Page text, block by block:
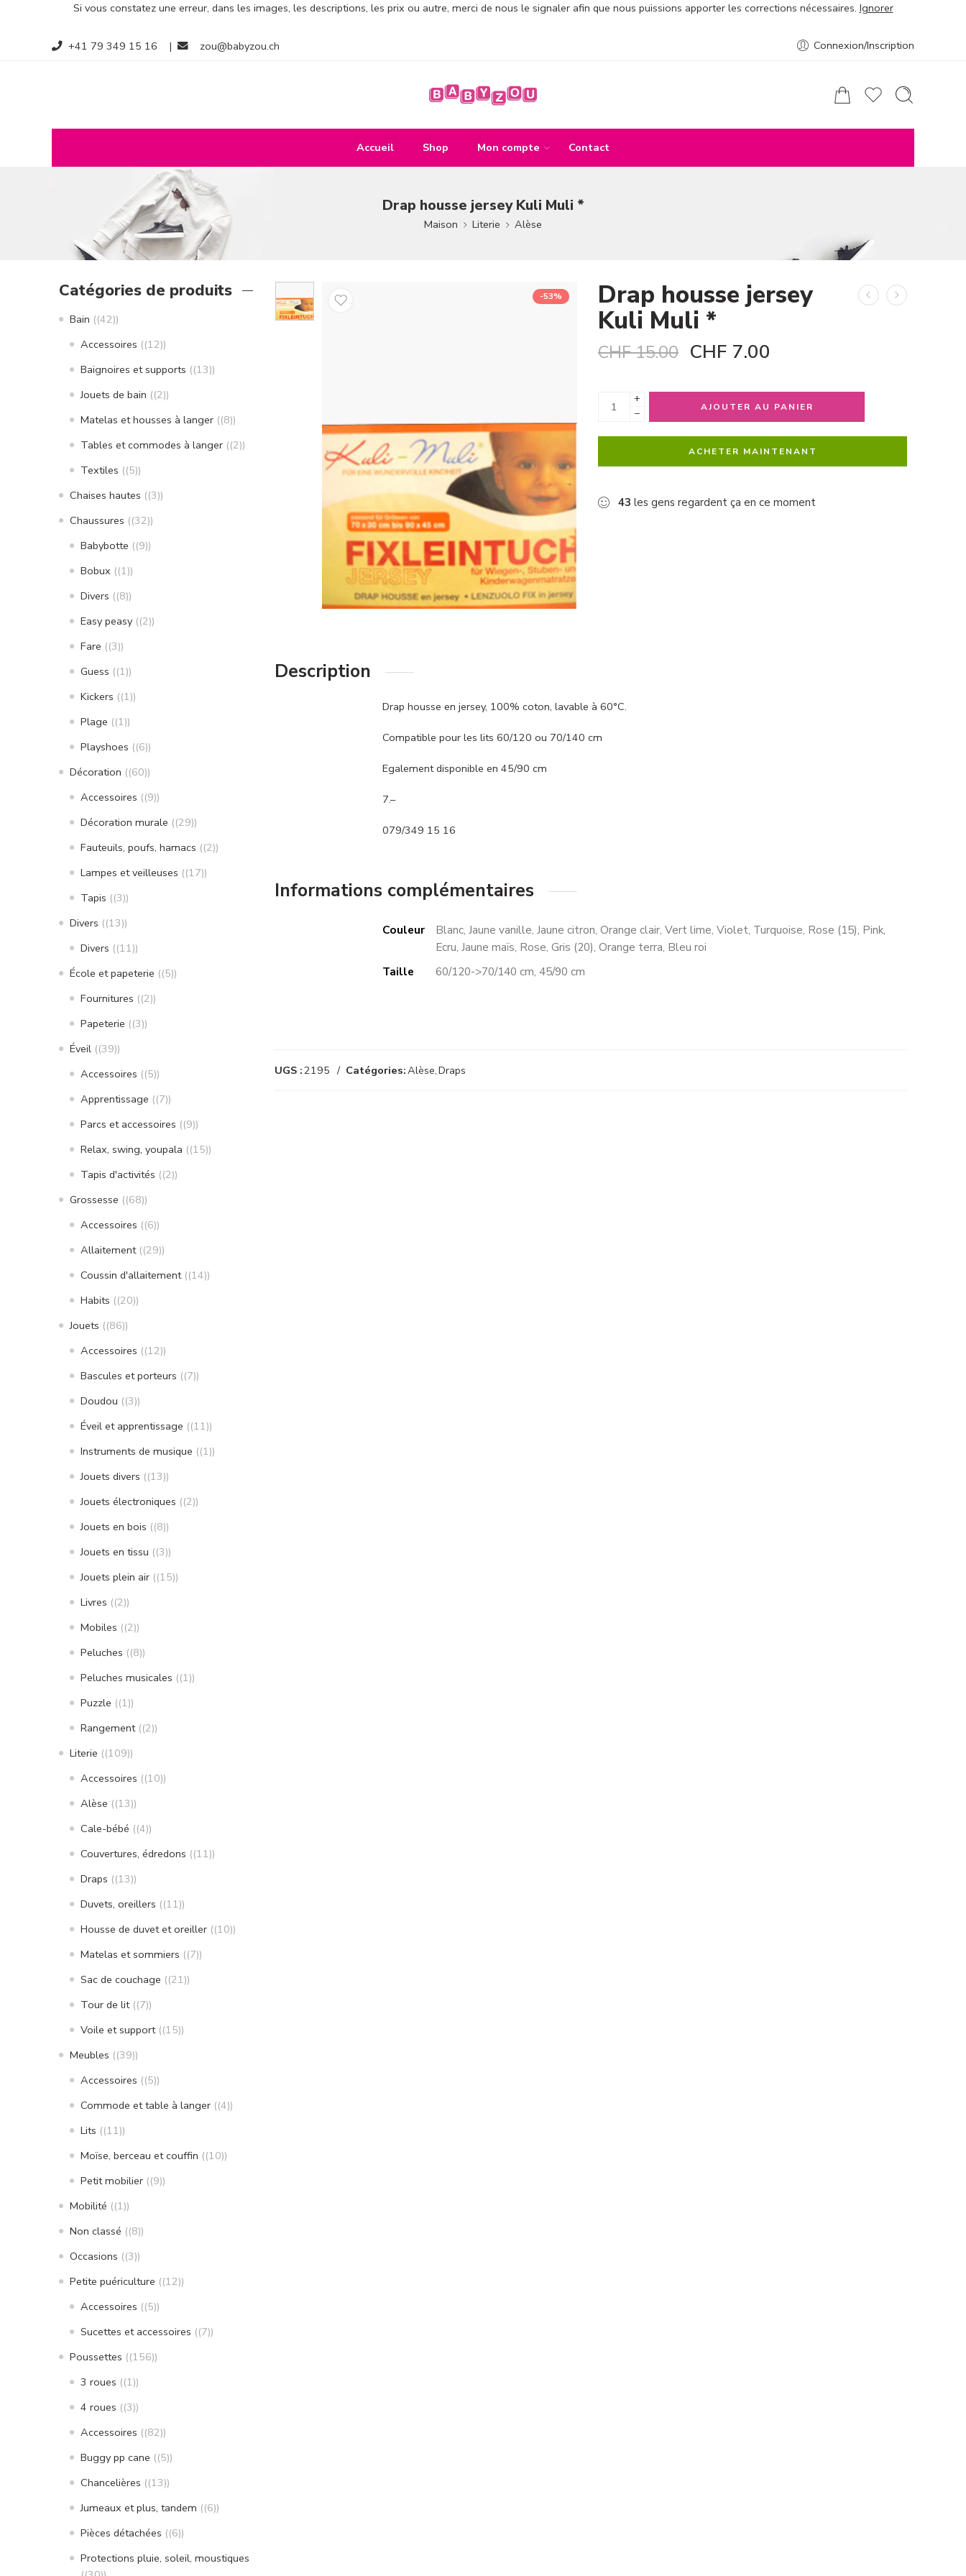
Si vous constatez une erreur, dans les images, les descriptions, les prix ou autre, merci de nous le signaler afin que nous puissions apporter les corrections nécessaires. Ignorer
+41 79 349 15 16 | zou@babyzou.ch Connexion/Inscription
Accueil Shop Mon compte Contact
Drap housse jersey Kuli Muli *
Maison Literie Alèse
-53% Drap housse jersey
Kuli Muli *
CHF15.00 CHF 7.00
+
−
AJOUTER AU PANIER
ACHETER MAINTENANT
43 les gens regardent ça en ce moment
Description
Drap housse en jersey, 100% coton, lavable à 60°C.
Compatible pour les lits 60/120 ou 70/140 cm
Egalement disponible en 45/90 cm
7.–
079/349 15 16
Informations complémentaires
Couleur
Blanc, Jaune vanille, Jaune citron, Orange clair, Vert lime, Violet, Turquoise, Rose (15), Pink,
Ecru, Jaune maïs, Rose, Gris (20), Orange terra, Bleu roi
Taille
60/120->70/140 cm, 45/90 cm
UGS :2195 Catégories:Alèse,Draps
Catégories de produits
Bain (42)
Accessoires (12)
Baignoires et supports (13)
Jouets de bain (2)
Matelas et housses à langer (8)
Tables et commodes à langer (2)
Textiles (5)
Chaises hautes (3)
Chaussures (32)
Babybotte (9)
Bobux (1)
Divers (8)
Easy peasy (2)
Fare (3)
Guess (1)
Kickers (1)
Plage (1)
Playshoes (6)
Décoration (60)
Accessoires (9)
Décoration murale (29)
Fauteuils, poufs, hamacs (2)
Lampes et veilleuses (17)
Tapis (3)
Divers (13)
Divers (11)
École et papeterie (5)
Fournitures (2)
Papeterie (3)
Éveil (39)
Accessoires (5)
Apprentissage (7)
Parcs et accessoires (9)
Relax, swing, youpala (15)
Tapis d'activités (2)
Grossesse (68)
Accessoires (6)
Allaitement (29)
Coussin d'allaitement (14)
Habits (20)
Jouets (86)
Accessoires (12)
Bascules et porteurs (7)
Doudou (3)
Éveil et apprentissage (11)
Instruments de musique (1)
Jouets divers (13)
Jouets électroniques (2)
Jouets en bois (8)
Jouets en tissu (3)
Jouets plein air (15)
Livres (2)
Mobiles (2)
Peluches (8)
Peluches musicales (1)
Puzzle (1)
Rangement (2)
Literie (109)
Accessoires (10)
Alèse (13)
Cale-bébé (4)
Couvertures, édredons (11)
Draps (13)
Duvets, oreillers (11)
Housse de duvet et oreiller (10)
Matelas et sommiers (7)
Sac de couchage (21)
Tour de lit (7)
Voile et support (15)
Meubles (39)
Accessoires (5)
Commode et table à langer (4)
Lits (11)
Moïse, berceau et couffin (10)
Petit mobilier (9)
Mobilité (1)
Non classé (8)
Occasions (3)
Petite puériculture (12)
Accessoires (5)
Sucettes et accessoires (7)
Poussettes (156)
3 roues (1)
4 roues (3)
Accessoires (82)
Buggy pp cane (5)
Chancelières (13)
Jumeaux et plus, tandem (6)
Pièces détachées (6)
Protections pluie, soleil, moustiques